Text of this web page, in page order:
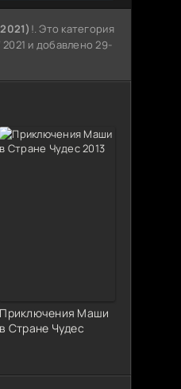
!. Это категория
и добавлено 29-
Приключения Маши
в Стране Чудес